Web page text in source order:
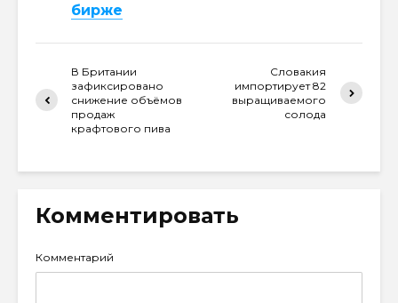
бирже
В Британии
зафиксировано
снижение объёмов
продаж
крафтового пива
Словакия
импортирует 82
выращиваемого
солода
Комментировать
Комментарий